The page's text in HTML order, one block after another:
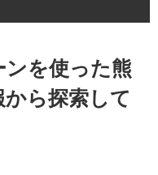
ンを使った熊
ら探索して